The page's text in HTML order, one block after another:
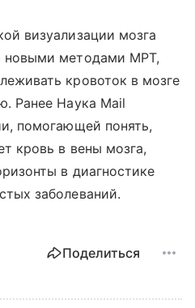
визуализации мозга
новыми методами МРТ,
кровоток в мозге
Ранее Наука Mail
помогающей понять,
кровь в вены мозга,
в диагностике
заболеваний.
Поделиться